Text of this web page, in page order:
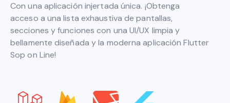
Con una aplicación injertada única. ¡Obtenga
acceso a una lista exhaustiva de pantallas,
secciones y funciones con una UI/UX limpia y
bellamente diseñada y la moderna aplicación Flutter
Sop on Line!